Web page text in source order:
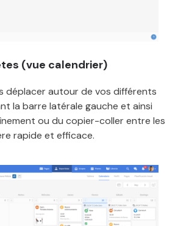
(vue calendrier)
déplacer autour de vos différents
la barre latérale gauche et ainsi
ou du copier-coller entre les
rapide et efficace.